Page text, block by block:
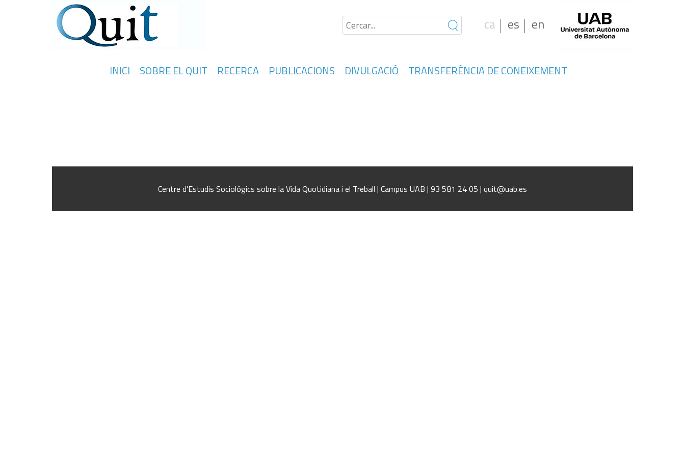
INICI SOBRE EL QUIT RECERCA PUBLICACIONS DIVULGACIÓ TRANSFERÈNCIA DE CONEIXEMENT
ca es en
Centre d'Estudis Sociológics sobre la Vida Quotidiana i el Treball | Campus UAB | 93 581 24 05 | quit@uab.es